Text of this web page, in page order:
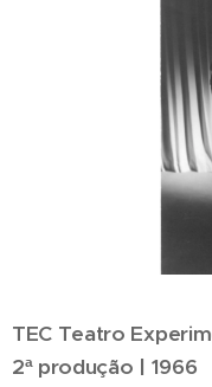
TEC Teatro
2ª produção | 1966